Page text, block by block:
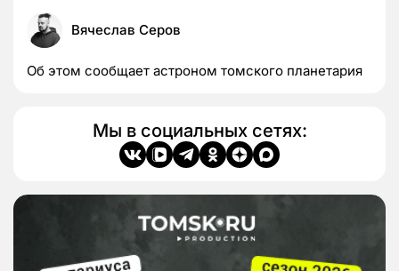
Вячеслав Серов
Об этом сообщает астроном томского планетария
Мы в социальных сетях: